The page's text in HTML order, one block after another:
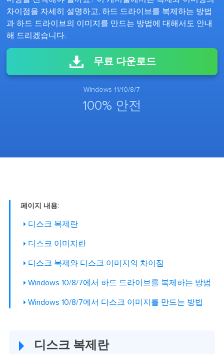
차이점을 자세히 설명하고, 하드 드라이브를 복제하는 방법
과 하드 드라이브의 이미지를 만드는 방법에 대해서도 안내
해 드리겠습니다.
무료 다운로드
Windows 11/10/8/7
100% 안전
페이지 내용:
디스크 복제란
디스크 이미지란
디스크 복제와 디스크 이미지의 차이점
Windows 10/8/7에서 하드 드라이브를 복제하는 방법
Windows 10/8/7에서 디스크 이미지를 만드는 방법
디스크 복제란